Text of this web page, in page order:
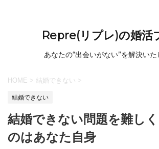
Repre(リプレ)の婚活
あなたの“出会いがない”を解決いた
HOME > 結婚できない >
結婚できない
結婚できない問題を難し
のはあなた自身